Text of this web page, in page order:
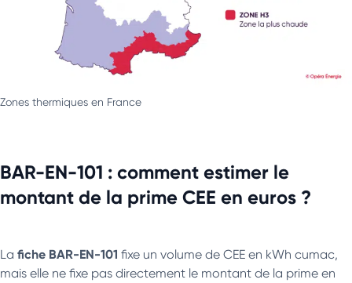
Zones thermiques en France
BAR-EN-101 : comment estimer le
montant de la prime CEE en euros ?
La fiche BAR-EN-101 fixe un volume de CEE en kWh cumac,
mais elle ne fixe pas directement le montant de la prime en